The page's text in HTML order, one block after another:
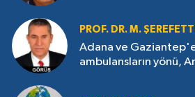
PROF. DR. M.
Adana ve
ambulansların yönü,